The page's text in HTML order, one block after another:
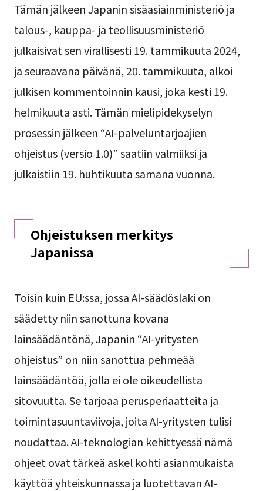
Tämän jälkeen Japanin sisäasiainministeriö ja
talous-, kauppa- ja teollisuusministeriö
julkaisivat sen virallisesti 19. tammikuuta 2024,
ja seuraavana päivänä, 20. tammikuuta, alkoi
julkisen kommentoinnin kausi, joka kesti 19.
helmikuuta asti. Tämän mielipidekyselyn
prosessin jälkeen “AI-palveluntarjoajien
ohjeistus (versio 1.0)” saatiin valmiiksi ja
julkaistiin 19. huhtikuuta samana vuonna.
Ohjeistuksen merkitys
Japanissa
Toisin kuin EU:ssa, jossa AI-säädöslaki on
säädetty niin sanottuna kovana
lainsäädäntönä, Japanin “AI-yritysten
ohjeistus” on niin sanottua pehmeää
lainsäädäntöä, jolla ei ole oikeudellista
sitovuutta. Se tarjoaa perusperiaatteita ja
toimintasuuntaviivoja, joita AI-yritysten tulisi
noudattaa. AI-teknologian kehittyessä nämä
ohjeet ovat tärkeä askel kohti asianmukaista
käyttöä yhteiskunnassa ja luotettavan AI-